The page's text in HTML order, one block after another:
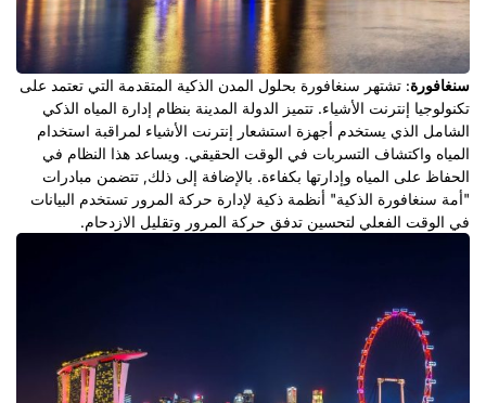
سنغافورة: تشتهر سنغافورة بحلول المدن الذكية المتقدمة التي تعتمد على
تكنولوجيا إنترنت الأشياء. تتميز الدولة المدينة بنظام إدارة المياه الذكي
الشامل الذي يستخدم أجهزة استشعار إنترنت الأشياء لمراقبة استخدام
المياه واكتشاف التسربات في الوقت الحقيقي. ويساعد هذا النظام في
الحفاظ على المياه وإدارتها بكفاءة. بالإضافة إلى ذلك, تتضمن مبادرات
"أمة سنغافورة الذكية" أنظمة ذكية لإدارة حركة المرور تستخدم البيانات
في الوقت الفعلي لتحسين تدفق حركة المرور وتقليل الازدحام.